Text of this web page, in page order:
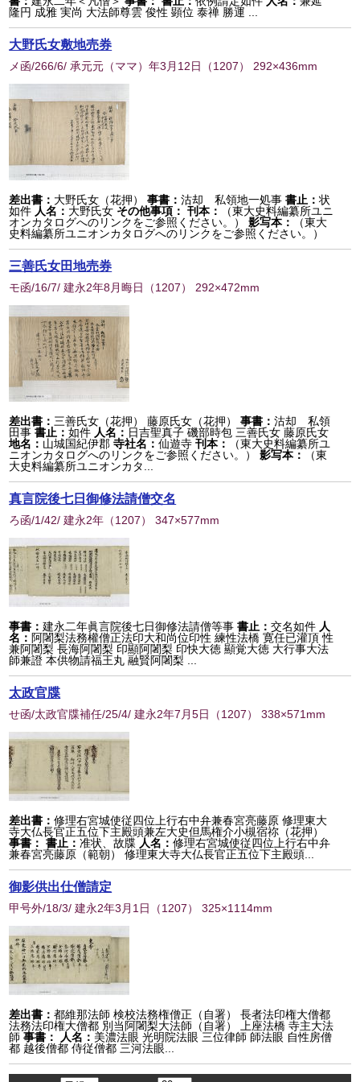
隆円 成雅 実尚 大法師尊雲 俊性 顕位 泰禅 勝運 ...
大野氏女敷地売券
メ函/266/6/ 承元元（ママ）年3月12日 （1207） 292×436mm
差出書： 大野氏女（花押） 事書：沽却 私領地一処事書止：状
如件 人名： 大野氏女 その他事項： 刊本：
（東大史料編纂所ユニ
オンカタログへのリンクをご参照ください。）
影写本：
（東大
史料編纂所ユニオンカタログへのリンクをご参照ください。）
三善氏女田地売券
モ函/16/7/ 建永2年8月晦日 （1207） 292×472mm
差出書： 三善氏女（花押） 藤原氏女（花押） 事書：沽却 私領
田事 書止：如件 人名： 日吉聖真子 磯部時包 三善氏女 藤原氏女
地名： 山城国紀伊郡 寺社名：仙遊寺 刊本：
（東大史料編纂所ユ
ニオンカタログへのリンクをご参照ください。）
影写本：
（東
大史料編纂所ユニオンカタ...
真言院後七日御修法請僧交名
ろ函/1/42/ 建永2年 （1207） 347×577mm
事書：建永二年眞言院後七日御修法請僧等事 書止：交名如件 人
名： 阿闍梨法務權僧正法印大和尚位印性 練性法橋 寛任已灌頂 性
兼阿闍梨 長海阿闍梨 印顯阿闍梨 印快大徳 顯覚大徳 大行事大法
師兼證 本供物請福王丸 融賢阿闍梨 ...
太政官牒
せ函/太政官牒補任/25/4/ 建永2年7月5日 （1207） 338×571mm
差出書：修理右宮城使従四位上行右中弁兼春宮亮藤原 修理東大
寺大仏長官正五位下主殿頭兼左大史但馬権介小槻宿祢（花押）
事書： 書止：准状、故牒 人名：修理右宮城使従四位上行右中弁
兼春宮亮藤原（範朝） 修理東大寺大仏長官正五位下主殿頭...
御影供出仕僧請定
甲号外/18/3/ 建永2年3月1日 （1207） 325×1114mm
差出書：都維那法師 検校法務権僧正（自署） 長者法印権大僧都
法務法印権大僧都 別当阿闍梨大法師（自署） 上座法橋 寺主大法
師 事書： 人名： 美濃法眼 光明院法眼 三位律師 師法眼 自性房僧
都 越後僧都 侍従僧都 三河法眼...